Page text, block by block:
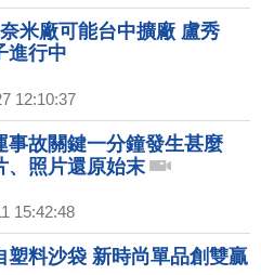
米廠可能台中擴廠 盧秀
進行中
12:10:37
事故關鍵一分鐘發生甚麼
、照片還原始末
15:42:48
塑料沙袋 新時尚單品創雙贏